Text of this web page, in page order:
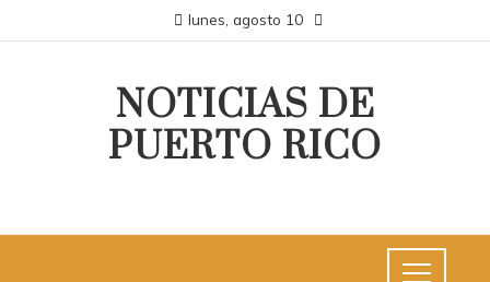
lunes, agosto 10
NOTICIAS DE
PUERTO RICO